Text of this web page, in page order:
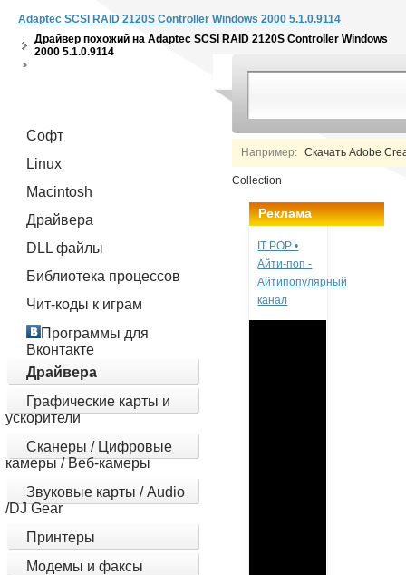
Adaptec SCSI RAID 2120S Controller Windows 2000 5.1.0.9114
Драйвер похожий наAdaptec SCSI RAID 2120S Controller Windows
2000 5.1.0.9114
Например: Скачать Adobe
Collection
Софт
Linux
Macintosh
Драйвера
DLL файлы
Библиотека процессов
Чит-коды к играм
Программы для
Вконтакте
Драйвера
Графические карты и
ускорители
Сканеры / Цифровые
камеры / Веб-камеры
Звуковые карты / Audio
/DJ Gear
Принтеры
Модемы и факсы
Реклама
IT POP •
Айти-поп -
Айтипопулярный
канал